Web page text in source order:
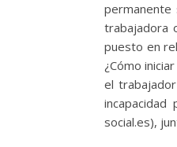
permanente
trabajadora
puesto en
¿Cómo
el
social.es),